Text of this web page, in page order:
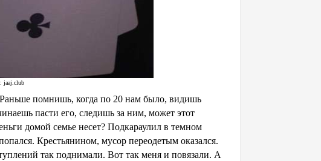
jaaj.club
помнишь, когда по 20 нам было, видишь
пасти его, следишь за ним, может этот
домой семье несет? Подкараулил в темном
Крестьянином, мусор переодетым оказался.
так поднимали. Вот так меня и повязали. А